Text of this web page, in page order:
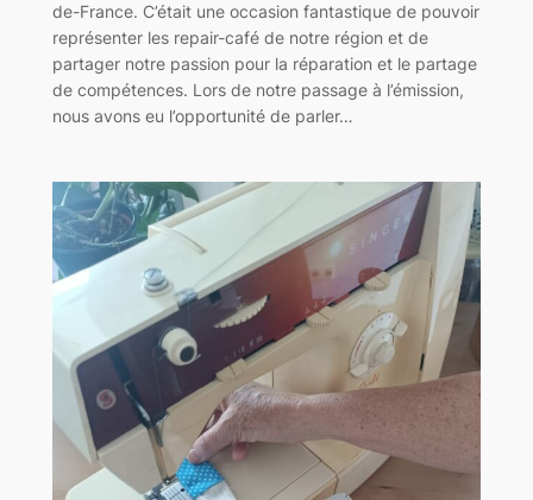
de-France. C’était une occasion fantastique de pouvoir
représenter les repair-café de notre région et de
partager notre passion pour la réparation et le partage
de compétences. Lors de notre passage à l’émission,
nous avons eu l’opportunité de parler…